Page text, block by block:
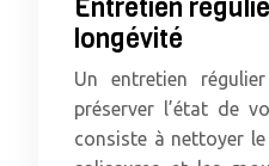
Entretien
longévité
Un entretien
préserver l’état de
consiste à nettoyer